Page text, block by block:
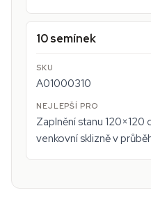
10 semínek
A01000310
Zaplnění stanu
venkovní sklizně v